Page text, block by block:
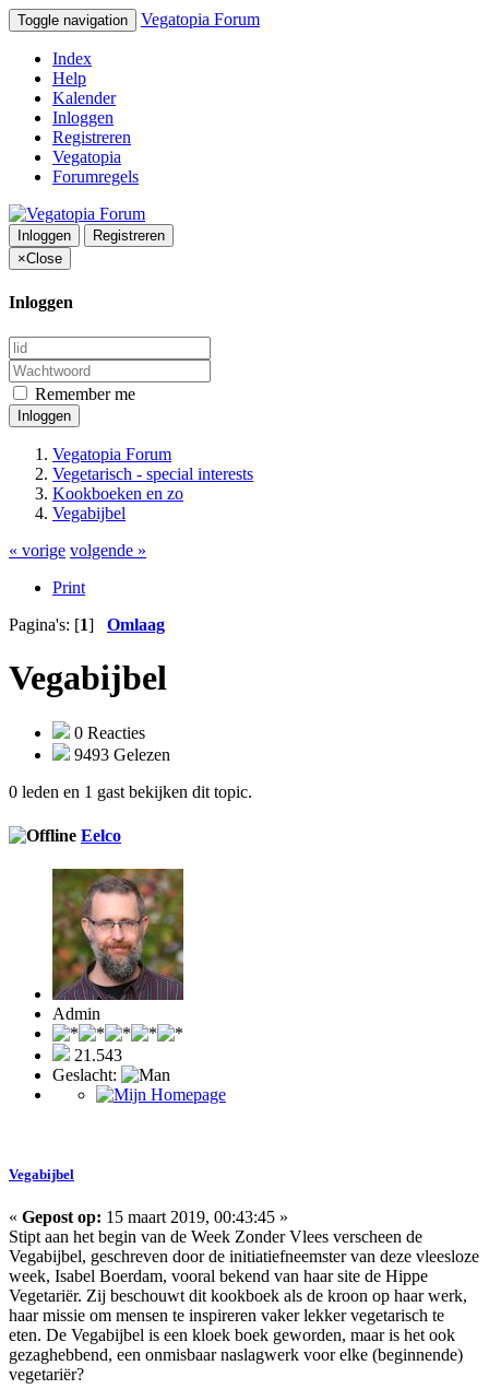
Toggle navigation Vegatopia Forum
Index
Help
Kalender
Inloggen
Registreren
Vegatopia
Forumregels
Inloggen
Registreren
×Close
Inloggen
Remember me
Inloggen
Vegatopia Forum
Vegetarisch - special interests
Kookboeken en zo
Vegabijbel
« vorige volgende »
Print
Pagina's: [1] Omlaag
Vegabijbel
0 Reacties
9493 Gelezen
0 leden en 1 gast bekijken dit topic.
Eelco
Admin
21.543
Geslacht:
Vegabijbel
« Gepost op: 15 maart 2019, 00:43:45 »
Stipt aan het begin van de Week Zonder Vlees verscheen de
Vegabijbel, geschreven door de initiatiefneemster van deze vleesloze
week, Isabel Boerdam, vooral bekend van haar site de Hippe
Vegetariër. Zij beschouwt dit kookboek als de kroon op haar werk,
haar missie om mensen te inspireren vaker lekker vegetarisch te
eten. De Vegabijbel is een kloek boek geworden, maar is het ook
gezaghebbend, een onmisbaar naslagwerk voor elke (beginnende)
vegetariër?